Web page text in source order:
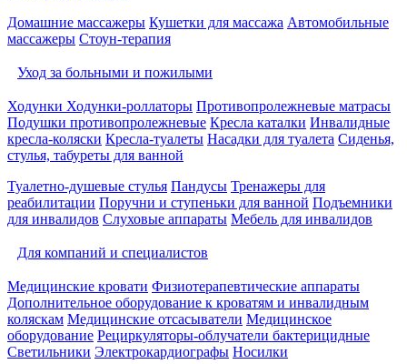
Домашние массажеры Кушетки для массажа Автомобильные
массажеры Стоун-терапия
Уход за больными и пожилыми
Ходунки Ходунки-роллаторы Противопролежневые матрасы
Подушки противопролежневые Кресла каталки Инвалидные
кресла-коляски Кресла-туалеты Насадки для туалета Сиденья,
стулья, табуреты для ванной
Туалетно-душевые стулья Пандусы Тренажеры для
реабилитации Поручни и ступеньки для ванной Подъемники
для инвалидов Слуховые аппараты Мебель для инвалидов
Для компаний и специалистов
Медицинские кровати Физиотерапевтические аппараты
Дополнительное оборудование к кроватям и инвалидным
коляскам Медицинские отсасыватели Медицинское
оборудование Рециркуляторы-облучатели бактерицидные
Светильники Электрокардиографы Носилки